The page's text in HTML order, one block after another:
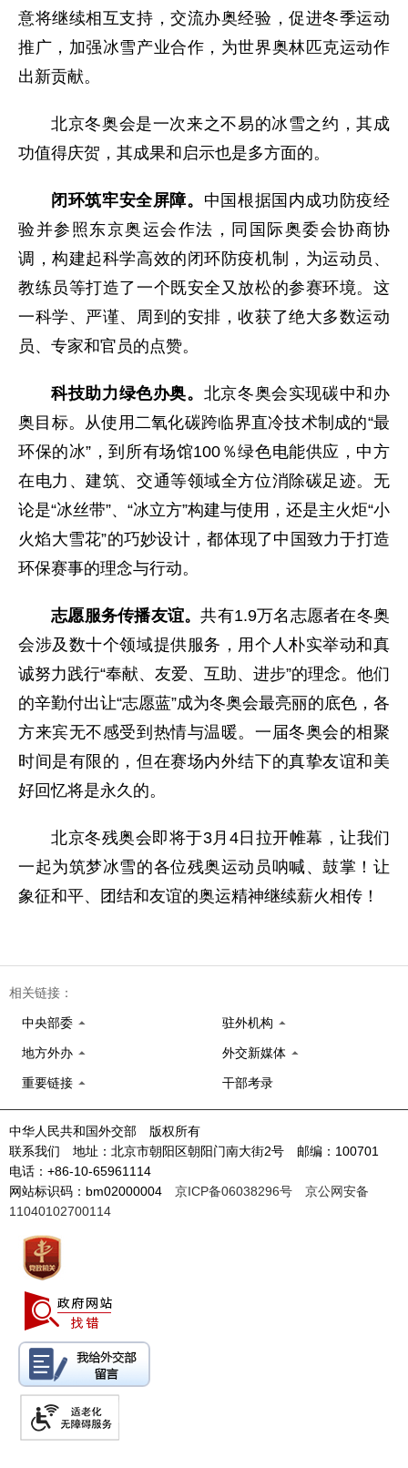
意将继续相互支持，交流办奥经验，促进冬季运动
推广，加强冰雪产业合作，为世界奥林匹克运动作
出新贡献。
北京冬奥会是一次来之不易的冰雪之约，其成
功值得庆贺，其成果和启示也是多方面的。
闭环筑牢安全屏障。 中国根据国内成功防疫经
验并参照东京奥运会作法，同国际奥委会协商协
调，构建起科学高效的闭环防疫机制，为运动员、
教练员等打造了一个既安全又放松的参赛环境。这
一科学、严谨、周到的安排，收获了绝大多数运动
员、专家和官员的点赞。
科技助力绿色办奥。 北京冬奥会实现碳中和办
奥目标。从使用二氧化碳跨临界直冷技术制成的“最
环保的冰”，到所有场馆100％绿色电能供应，中方
在电力、建筑、交通等领域全方位消除碳足迹。无
论是“冰丝带”、“冰立方”构建与使用，还是主火炬“小
火焰大雪花”的巧妙设计，都体现了中国致力于打造
环保赛事的理念与行动。
志愿服务传播友谊。共有1.9万名志愿者在冬奥
会涉及数十个领域提供服务，用个人朴实举动和真
诚努力践行“奉献、友爱、互助、进步”的理念。他们
的辛勤付出让“志愿蓝”成为冬奥会最亮丽的底色，各
方来宾无不感受到热情与温暖。一届冬奥会的相聚
时间是有限的，但在赛场内外结下的真挚友谊和美
好回忆将是永久的。
北京冬残奥会即将于3月4日拉开帷幕，让我们
一起为筑梦冰雪的各位残奥运动员呐喊、鼓掌！让
象征和平、团结和友谊的奥运精神继续薪火相传！
相关链接：
中央部委 驻外机构
地方外办 外交新媒体
重要链接 干部考录
中华人民共和国外交部 版权所有
联系我们 地址：北京市朝阳区朝阳门南大街2号 邮编：100701
电话：+86-10-65961114
网站标识码：bm02000004 京ICP备06038296号
京公网安备
11040102700114